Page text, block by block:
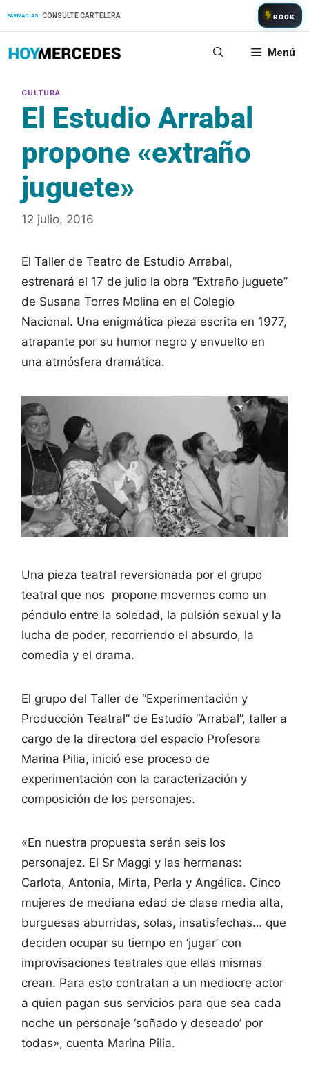
FARMACIAS: CONSULTE CARTELERA ROCK
Menú
El Estudio Arrabal
propone «extraño
juguete»
12 julio, 2016
El Taller de Teatro de Estudio Arrabal,
estrenará el 17 de julio la obra “Extraño juguete”
de Susana Torres Molina en el Colegio
Nacional. Una enigmática pieza escrita en 1977,
atrapante por su humor negro y envuelto en
una atmósfera dramática.
Una pieza teatral reversionada por el grupo
teatral que nos propone movernos como un
péndulo entre la soledad, la pulsión sexual y la
lucha de poder, recorriendo el absurdo, la
comedia y el drama.
El grupo del Taller de “Experimentación y
Producción Teatral” de Estudio “Arrabal”, taller a
cargo de la directora del espacio Profesora
Marina Pilia, inició ese proceso de
experimentación con la caracterización y
composición de los personajes.
«En nuestra propuesta serán seis los
personajez. El Sr Maggi y las hermanas:
Carlota, Antonia, Mirta, Perla y Angélica. Cinco
mujeres de mediana edad de clase media alta,
burguesas aburridas, solas, insatisfechas… que
deciden ocupar su tiempo en ‘jugar’ con
improvisaciones teatrales que ellas mismas
crean. Para esto contratan a un mediocre actor
a quien pagan sus servicios para que sea cada
noche un personaje ‘soñado y deseado’ por
todas», cuenta Marina Pilia.